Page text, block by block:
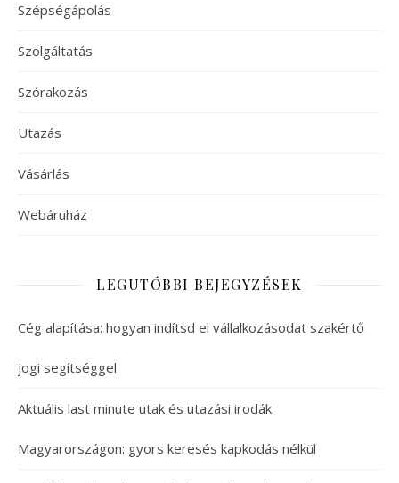
Szépségápolás
Szolgáltatás
Szórakozás
Utazás
Vásárlás
Webáruház
LEGUTÓBBI BEJEGYZÉSEK
Cég alapítása: hogyan indítsd el vállalkozásodat szakértő
jogi segítséggel
Aktuális last minute utak és utazási irodák
Magyarországon: gyors keresés kapkodás nélkül